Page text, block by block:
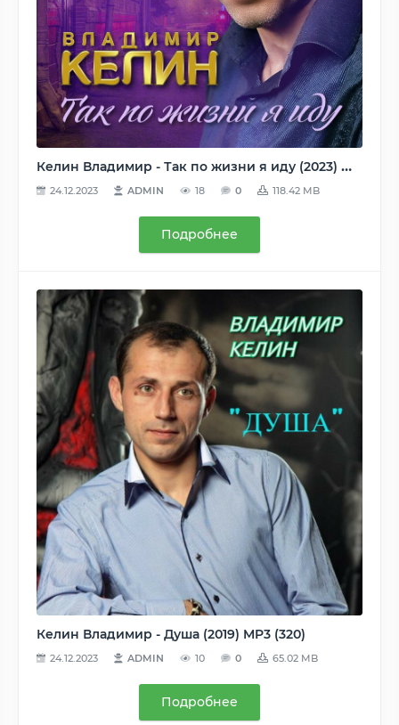
Келин Владимир - Так по жизни я иду (2023) MP3 (320)
24.12.2023 ADMIN 18 0 118.42 MB
Подробнее
Келин Владимир - Душа (2019) MP3 (320)
24.12.2023 ADMIN 10 0 65.02 MB
Подробнее